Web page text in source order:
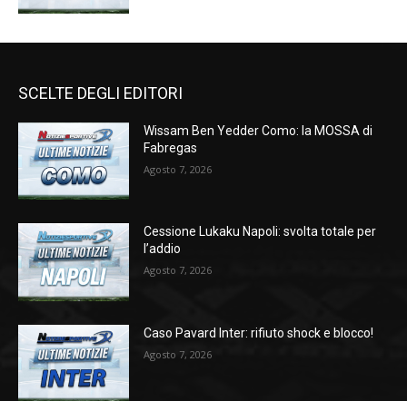
SCELTE DEGLI EDITORI
Wissam Ben Yedder Como: la MOSSA di
Fabregas
Agosto 7, 2026
Cessione Lukaku Napoli: svolta totale per
l’addio
Agosto 7, 2026
Caso Pavard Inter: rifiuto shock e blocco!
Agosto 7, 2026